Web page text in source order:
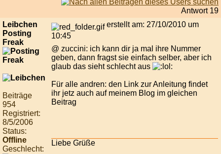
Antwort 19
Leibchen
Posting
Freak
Beiträge
954
Registriert:
8/5/2006
Status:
Offline
Geschlecht:
erstellt am: 27/10/2010 um
10:45
@ zuccini: ich kann dir ja mal ihre Nummer
geben, dann fragst sie einfach selber, aber ich
glaub das sieht schlecht aus
Für alle andren: den Link zur Anleitung findet
ihr jetz auch auf meinem Blog im gleichen
Beitrag
Liebe Grüße